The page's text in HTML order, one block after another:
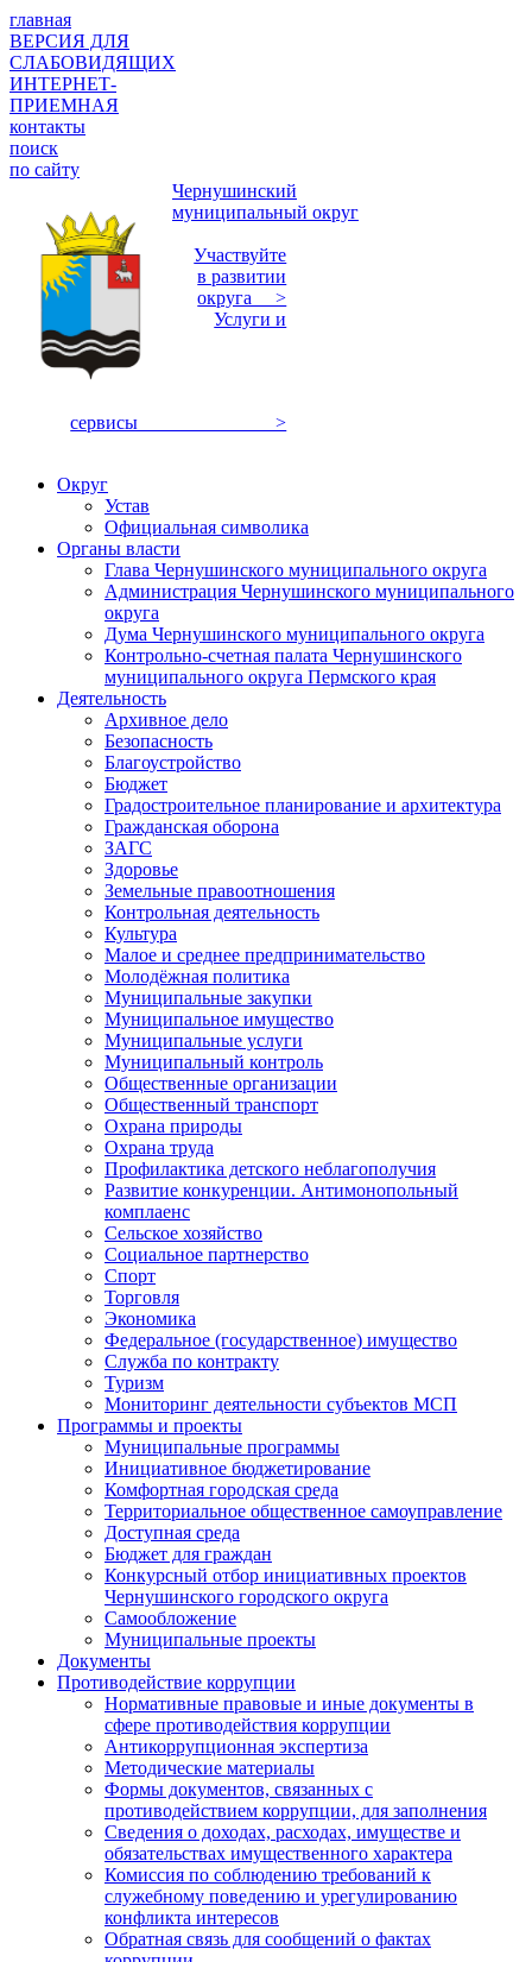
главная
ВЕРСИЯ ДЛЯ
СЛАБОВИДЯЩИХ
ИНТЕРНЕТ-
ПРИЕМНАЯ
контакты
поиск
по сайту
Чернушинский
муниципальный округ
Участвуйте
в развитии
округа >
Услуги и
сервисы >
Округ
Устав
Официальная символика
Органы власти
Глава Чернушинского муниципального округа
Администрация Чернушинского муниципального
округа
Дума Чернушинского муниципального округа
Контрольно-счетная палата Чернушинского
муниципального округа Пермского края
Деятельность
Архивное дело
Безопасность
Благоустройство
Бюджет
Градостроительное планирование и архитектура
Гражданская оборона
ЗАГС
Здоровье
Земельные правоотношения
Контрольная деятельность
Культура
Малое и среднее предпринимательство
Молодёжная политика
Муниципальные закупки
Муниципальное имущество
Муниципальные услуги
Муниципальный контроль
Общественные организации
Общественный транспорт
Охрана природы
Охрана труда
Профилактика детского неблагополучия
Развитие конкуренции. Антимонопольный
комплаенс
Сельское хозяйство
Социальное партнерство
Спорт
Торговля
Экономика
Федеральное (государственное) имущество
Служба по контракту
Туризм
Мониторинг деятельности субъектов МСП
Программы и проекты
Муниципальные программы
Инициативное бюджетирование
Комфортная городская среда
Территориальное общественное самоуправление
Доступная среда
Бюджет для граждан
Конкурсный отбор инициативных проектов
Чернушинского городского округа
Самообложение
Муниципальные проекты
Документы
Противодействие коррупции
Нормативные правовые и иные документы в
сфере противодействия коррупции
Антикоррупционная экспертиза
Методические материалы
Формы документов, связанных с
противодействием коррупции, для заполнения
Сведения о доходах, расходах, имуществе и
обязательствах имущественного характера
Комиссия по соблюдению требований к
служебному поведению и урегулированию
конфликта интересов
Обратная связь для сообщений о фактах